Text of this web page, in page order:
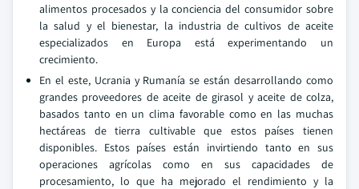
alimentos procesados y la conciencia del consumidor sobre
la salud y el bienestar, la industria de cultivos de aceite
especializados en Europa está experimentando un
crecimiento.
En el este, Ucrania y Rumanía se están desarrollando como
grandes proveedores de aceite de girasol y aceite de colza,
basados tanto en un clima favorable como en las muchas
hectáreas de tierra cultivable que estos países tienen
disponibles. Estos países están invirtiendo tanto en sus
operaciones agrícolas como en sus capacidades de
procesamiento, lo que ha mejorado el rendimiento y la